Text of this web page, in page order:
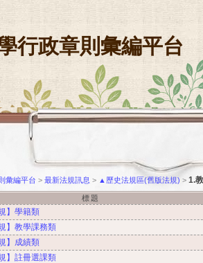
行政章則彙編平台
彙編平台 > 最新法規訊息 > ▲歷史法規區(舊版法規) > 1.
標題
】學籍類
】教學課務類
】成績類
】註冊選課類